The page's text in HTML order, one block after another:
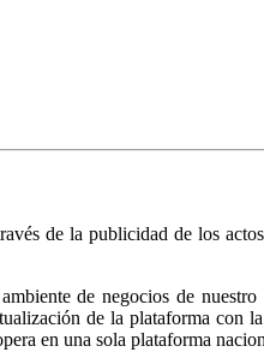
de la publicidad de los
de negocios de
de la plataforma
en una sola plataforma